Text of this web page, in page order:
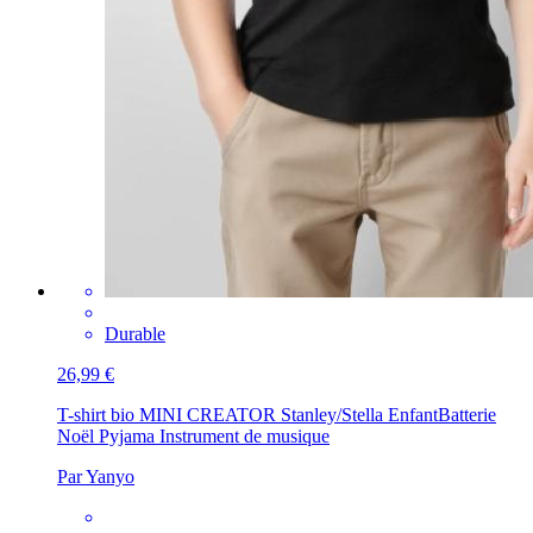
Durable
26,99 €
T-shirt bio MINI CREATOR Stanley/Stella EnfantBatterie
Noël Pyjama Instrument de musique
Par Yanyo